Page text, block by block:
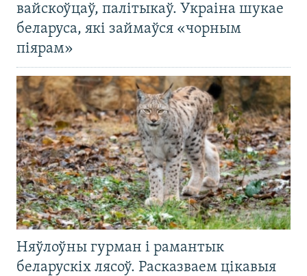
вайскоўцаў, палітыкаў. Украіна шукае
беларуса, які займаўся «чорным
піярам»
Няўлоўны гурман і рамантык
беларускіх лясоў. Расказваем цікавыя